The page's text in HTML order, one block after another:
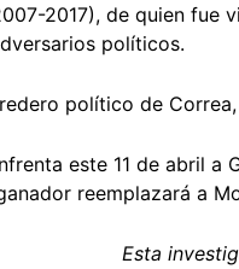
2017), de quien fue
políticos.
político de
este 11 de abril a
reemplazará a
Esta